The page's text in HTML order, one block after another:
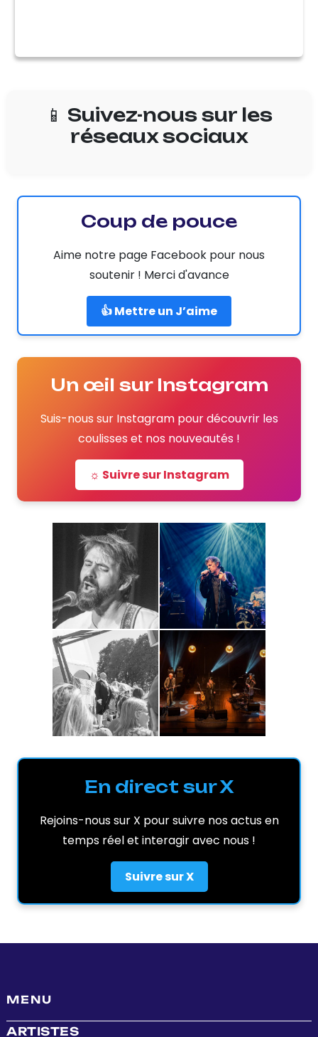
📱 Suivez-nous sur les
réseaux sociaux
Coup de pouce
Aime notre page Facebook pour nous
soutenir ! Merci d'avance
👍 Mettre un J’aime
Un œil sur Instagram
Suis-nous sur Instagram pour découvrir les
coulisses et nos nouveautés !
☼ Suivre sur Instagram
En direct sur X
Rejoins-nous sur X pour suivre nos actus en
temps réel et interagir avec nous !
Suivre sur X
MENU
ARTISTES